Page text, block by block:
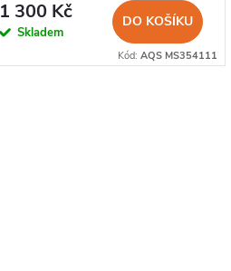
1 300 Kč
Skladem
DO KOŠÍKU
Kód:AQS MS354111